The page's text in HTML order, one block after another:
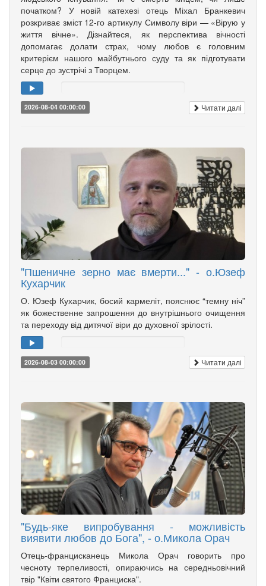
початком? У новій катехезі отець Міхал Бранкевич
розкриває зміст 12-го артикулу Символу віри — «Вірую у
життя вічне». Дізнайтеся, як перспектива вічності
допомагає долати страх, чому любов є головним
критерієм нашого майбутнього суду та як підготувати
серце до зустрічі з Творцем.
2026-08-04 00:00:00 Читати далі
"Пшеничне зерно має вмерти..." - о.Юзеф
Кухарчик
О. Юзеф Кухарчик, босий кармеліт, пояснює “темну ніч”
як божественне запрошення до внутрішнього очищення
та переходу від дитячої віри до духовної зрілості.
2026-08-03 00:00:00 Читати далі
"Будь-яке випробування - можливість
виявити любов до Бога", - о.Микола Орач
Отець-францисканець Микола Орач говорить про
чесноту терпеливості, опираючись на середньовічний
твір "Квіти святого Франциска".